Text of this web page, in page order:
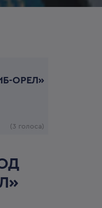
ОРЕЛ»
(3 голоса)